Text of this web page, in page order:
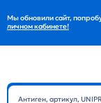
Мы обновили сайт,
личном кабинете!